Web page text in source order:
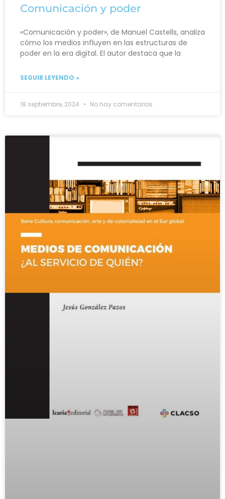
Comunicación y poder
«Comunicación y poder», de Manuel Castells, analiza
cómo los medios influyen en las estructuras de
poder en la era digital. El autor destaca que la
SEGUIR LEYENDO »
18 septiembre, 2024 No hay comentarios